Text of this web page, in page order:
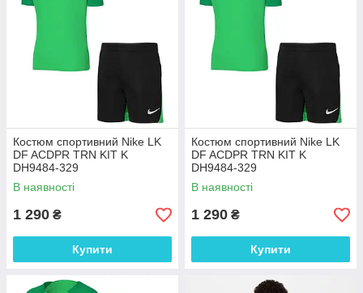
Костюм спортивний Nike LK
DF ACDPR TRN KIT K
DH9484-329
В наявності
1 290 ₴
Купити
Костюм спортивний Nike LK
DF ACDPR TRN KIT K
DH9484-329
В наявності
1 290 ₴
Купити